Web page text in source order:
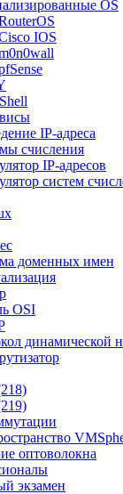
OS
IOS
IP-адреса
счисления
IP-адресов
систем
доменных имен
OSI
динамической
оптоволокна
экзамен